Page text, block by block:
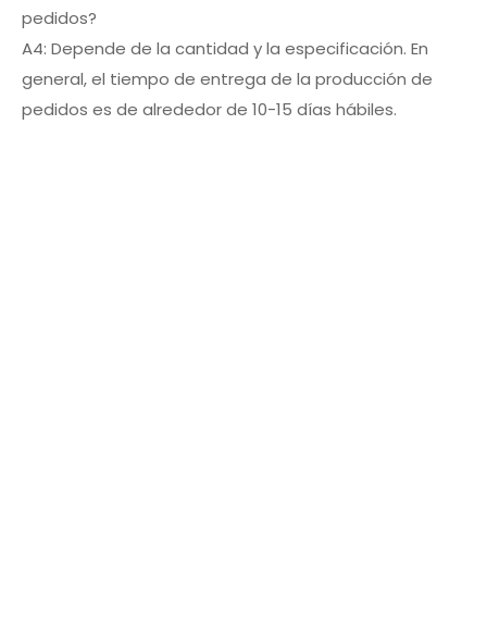
pedidos?
A4: Depende de la cantidad y la especificación. En
general, el tiempo de entrega de la producción de
pedidos es de alrededor de 10-15 días hábiles.